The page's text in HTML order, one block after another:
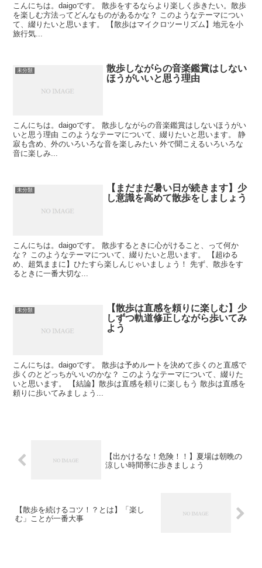
こんにちは。daigoです。 散歩をするならより楽しく歩きたい。散歩
を楽しむ方法ってどんなものがあるかな？ このようなテーマについ
て、綴りたいと思います。 【散歩はマイクロツーリズム】地元を小
旅行気...
未分類
散歩しながらの音楽鑑賞はしない
ほうがいいと思う理由
こんにちは。daigoです。 散歩しながらの音楽鑑賞はしないほうがい
いと思う理由 このようなテーマについて、綴りたいと思います。 静
寂も含め、外のいろいろな音を楽しみたい 外で聞こえるいろいろな
音に楽しみ...
未分類
【まだまだ暑い日が続きます】少
し意識を高めて散歩をしましょう
こんにちは。daigoです。 散歩するときに心がけること、って何か
な？ このようなテーマについて、綴りたいと思います。 【超ゆる
め、超気ままに】ひたすら楽しんじゃいましょう！ 先ず、散歩をす
るときに一番大切な...
未分類
【散歩は直感を頼りに楽しむ】少
しずつ軌道修正しながら歩いてみ
よう
こんにちは。daigoです。 散歩は予めルートを決めて歩くのと直感で
歩くのとどっちがいいのかな？ このようなテーマについて、綴りた
いと思います。 【結論】散歩は直感を頼りに楽しもう 散歩は直感を
頼りに歩いてみましょう...
【出かけるな！危険！！】夏場は朝晩の
涼しい時間帯に歩きましょう
【散歩を続けるコツ！？とは】「楽し
む」ことが一番大事